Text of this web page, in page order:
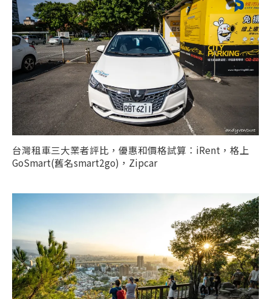
台灣租車三大業者評比，優惠和價格試算：iRent，格上
GoSmart(舊名smart2go)，Zipcar